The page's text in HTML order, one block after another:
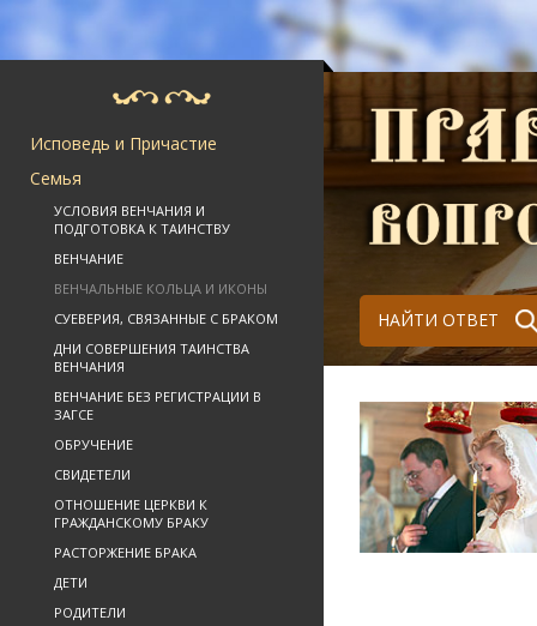
Исповедь и Причастие
Семья
УСЛОВИЯ ВЕНЧАНИЯ И
ПОДГОТОВКА К ТАИНСТВУ
ВЕНЧАНИЕ
ВЕНЧАЛЬНЫЕ КОЛЬЦА И ИКОНЫ
СУЕВЕРИЯ, СВЯЗАННЫЕ С БРАКОМ
ДНИ СОВЕРШЕНИЯ ТАИНСТВА
ВЕНЧАНИЯ
ВЕНЧАНИЕ БЕЗ РЕГИСТРАЦИИ В
ЗАГСЕ
ОБРУЧЕНИЕ
СВИДЕТЕЛИ
ОТНОШЕНИЕ ЦЕРКВИ К
ГРАЖДАНСКОМУ БРАКУ
РАСТОРЖЕНИЕ БРАКА
ДЕТИ
РОДИТЕЛИ
НАЙТИ ОТВЕТ